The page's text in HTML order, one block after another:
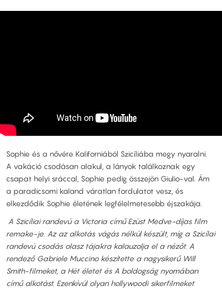
Sophie és a nővére Kaliforniából Szicíliába megy nyaralni.
A vakáció csodásan alakul, a lányok találkoznak egy
csapat helyi sráccal, Sophie pedig összejön Giulio-val. Ám
a paradicsomi kaland váratlan fordulatot vesz, és
elkezdődik Sophie életének legfélelmetesebb éjszakája.
A Szicíliai randevú a Victoria című Ezüst Medve-díjas film
remake-je. Az az alkotás vágás nélkül készült, míg a Szicílai
randevú csodás olasz tájakra kalauzolja el a nézőt. A
rendező Gabriele Muccino készítette a nagysikerű Will
Smith-filmeket, a Hét életet és A boldogság nyomában
című alkotást. Ezenkívül olyan hollywoodi sikerfilmeket